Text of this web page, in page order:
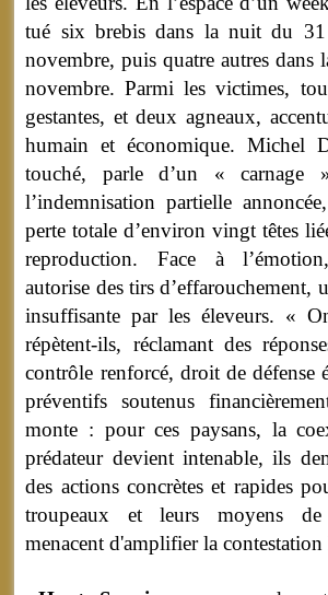
tué six brebis dans la nuit du
novembre, puis quatre autres
novembre. Parmi les victimes,
gestantes, et deux agneaux,
humain et économique. Michel
touché, parle d’un « carnage
l’indemnisation partielle
perte totale d’environ vingt têtes
reproduction. Face à
autorise des tirs d’effarouchement,
insuffisante par les éleveurs. «
répètent-ils, réclamant des
contrôle renforcé, droit de défense
préventifs soutenus
monte : pour ces paysans, la
prédateur devient intenable, ils
des actions concrètes et rapides
troupeaux et leurs moyens de
menacent d'amplifier la contestation